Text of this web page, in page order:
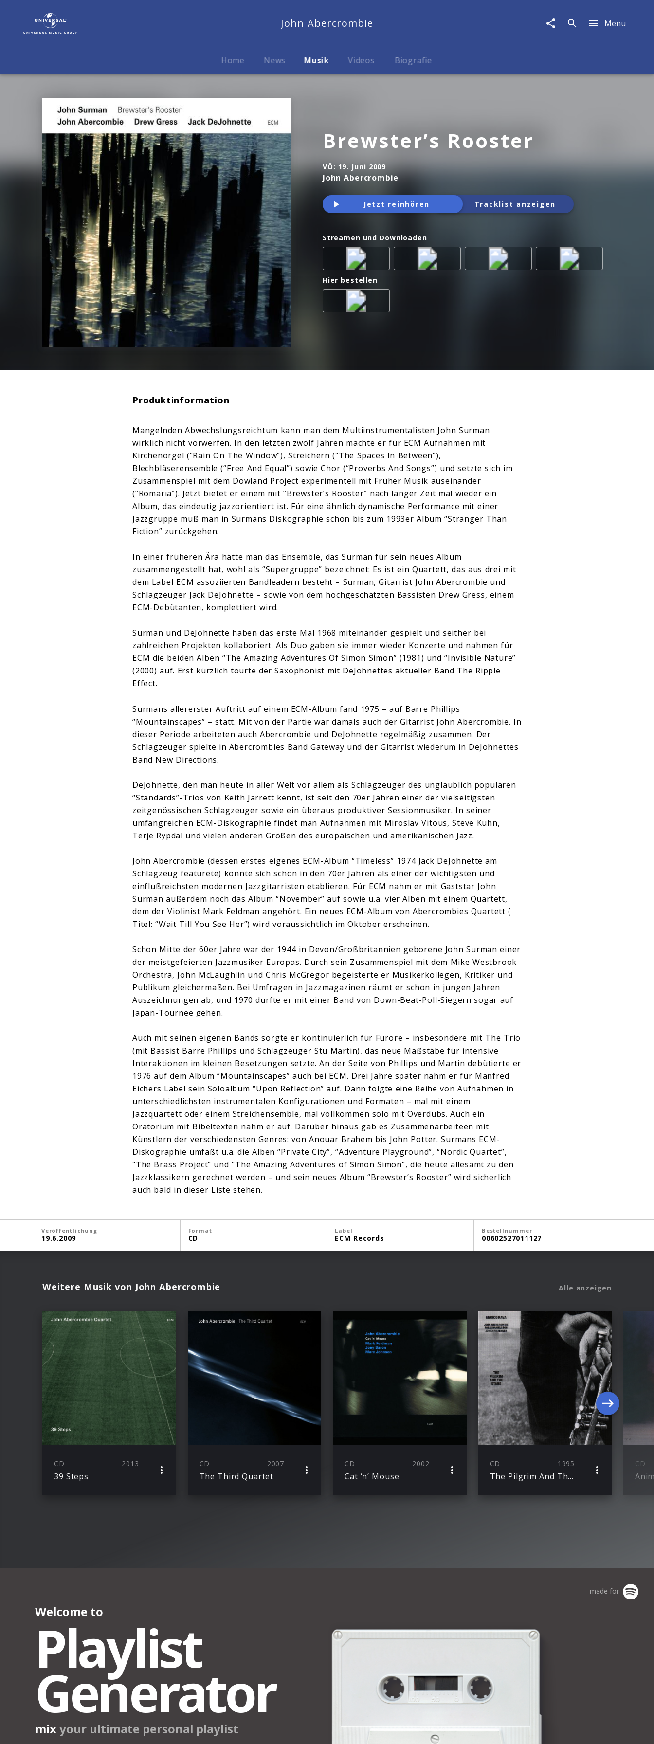
Abercrombie
Rooster
John Abercrombie Menu
Home News Musik Videos Biografie
Brewster’s Rooster
VÖ: 19. Juni 2009
John Abercrombie
Jetzt reinhören Tracklist anzeigen
Streamen und Downloaden
Hier bestellen
Produktinformation
Mangelnden Abwechslungsreichtum kann man dem Multiinstrumentalisten John Surman
wirklich nicht vorwerfen. In den letzten zwölf Jahren machte er für ECM Aufnahmen mit
Kirchenorgel (“Rain On The Window”), Streichern (“The Spaces In Between”),
Blechbläserensemble (“Free And Equal”) sowie Chor (“Proverbs And Songs”) und setzte sich im
Zusammenspiel mit dem Dowland Project experimentell mit Früher Musik auseinander
(“Romaria”). Jetzt bietet er einem mit “Brewster’s Rooster” nach langer Zeit mal wieder ein
Album, das eindeutig jazzorientiert ist. Für eine ähnlich dynamische Performance mit einer
Jazzgruppe muß man in Surmans Diskographie schon bis zum 1993er Album “Stranger Than
Fiction” zurückgehen.
In einer früheren Ära hätte man das Ensemble, das Surman für sein neues Album
zusammengestellt hat, wohl als “Supergruppe” bezeichnet: Es ist ein Quartett, das aus drei mit
dem Label ECM assoziierten Bandleadern besteht – Surman, Gitarrist John Abercrombie und
Schlagzeuger Jack DeJohnette – sowie von dem hochgeschätzten Bassisten Drew Gress, einem
ECM-Debütanten, komplettiert wird.
Surman und DeJohnette haben das erste Mal 1968 miteinander gespielt und seither bei
zahlreichen Projekten kollaboriert. Als Duo gaben sie immer wieder Konzerte und nahmen für
ECM die beiden Alben “The Amazing Adventures Of Simon Simon” (1981) und “Invisible Nature”
(2000) auf. Erst kürzlich tourte der Saxophonist mit DeJohnettes aktueller Band The Ripple
Effect.
Surmans allererster Auftritt auf einem ECM-Album fand 1975 – auf Barre Phillips
“Mountainscapes” – statt. Mit von der Partie war damals auch der Gitarrist John Abercrombie. In
dieser Periode arbeiteten auch Abercrombie und DeJohnette regelmäßig zusammen. Der
Schlagzeuger spielte in Abercrombies Band Gateway und der Gitarrist wiederum in DeJohnettes
Band New Directions.
DeJohnette, den man heute in aller Welt vor allem als Schlagzeuger des unglaublich populären
“Standards”-Trios von Keith Jarrett kennt, ist seit den 70er Jahren einer der vielseitigsten
zeitgenössischen Schlagzeuger sowie ein überaus produktiver Sessionmusiker. In seiner
umfangreichen ECM-Diskographie findet man Aufnahmen mit Miroslav Vitous, Steve Kuhn,
Terje Rypdal und vielen anderen Größen des europäischen und amerikanischen Jazz.
John Abercrombie (dessen erstes eigenes ECM-Album “Timeless” 1974 Jack DeJohnette am
Schlagzeug featurete) konnte sich schon in den 70er Jahren als einer der wichtigsten und
einflußreichsten modernen Jazzgitarristen etablieren. Für ECM nahm er mit Gaststar John
Surman außerdem noch das Album “November” auf sowie u.a. vier Alben mit einem Quartett,
dem der Violinist Mark Feldman angehört. Ein neues ECM-Album von Abercrombies Quartett (
Titel: “Wait Till You See Her”) wird voraussichtlich im Oktober erscheinen.
Schon Mitte der 60er Jahre war der 1944 in Devon/Großbritannien geborene John Surman einer
der meistgefeierten Jazzmusiker Europas. Durch sein Zusammenspiel mit dem Mike Westbrook
Orchestra, John McLaughlin und Chris McGregor begeisterte er Musikerkollegen, Kritiker und
Publikum gleichermaßen. Bei Umfragen in Jazzmagazinen räumt er schon in jungen Jahren
Auszeichnungen ab, und 1970 durfte er mit einer Band von Down-Beat-Poll-Siegern sogar auf
Japan-Tournee gehen.
Auch mit seinen eigenen Bands sorgte er kontinuierlich für Furore – insbesondere mit The Trio
(mit Bassist Barre Phillips und Schlagzeuger Stu Martin), das neue Maßstäbe für intensive
Interaktionen im kleinen Besetzungen setzte. An der Seite von Phillips und Martin debütierte er
1976 auf dem Album “Mountainscapes” auch bei ECM. Drei Jahre später nahm er für Manfred
Eichers Label sein Soloalbum “Upon Reflection” auf. Dann folgte eine Reihe von Aufnahmen in
unterschiedlichsten instrumentalen Konfigurationen und Formaten – mal mit einem
Jazzquartett oder einem Streichensemble, mal vollkommen solo mit Overdubs. Auch ein
Oratorium mit Bibeltexten nahm er auf. Darüber hinaus gab es Zusammenarbeiteen mit
Künstlern der verschiedensten Genres: von Anouar Brahem bis John Potter. Surmans ECM-
Diskographie umfaßt u.a. die Alben “Private City”, “Adventure Playground”, “Nordic Quartet”,
“The Brass Project” und “The Amazing Adventures of Simon Simon”, die heute allesamt zu den
Jazzklassikern gerechnet werden – und sein neues Album “Brewster’s Rooster” wird sicherlich
auch bald in dieser Liste stehen.
Veröffentlichung
19.6.2009
Format
CD
Label
ECM Records
Bestellnummer
00602527011127
Weitere Musik von John Abercrombie Alle anzeigen
CD 2013
39 Steps
CD 2007
The Third Quartet
CD 2002
Cat ‘n’ Mouse
CD 1995
The Pilgrim And The Stars
CD